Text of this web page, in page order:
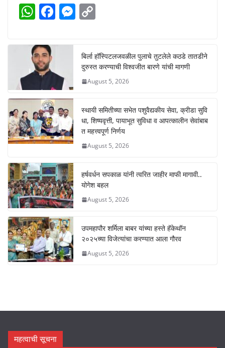
W
at
s
A
p
p
F
c
b
o
o
k
M
e
n
er
y
Li
n
k
बिर्ला हॉस्पिटलजवळील पुलाचे तुटलेले कठडे तातडीने
दुरुस्त करण्याची विश्वजीत बारणे यांची मागणी
August 5, 2026
स्थायी समितीच्या सभेत पशुवैद्यकीय सेवा, क्रीडा सुवि
धा, शिष्यवृत्ती, पायाभूत सुविधा व आपत्कालीन सेवांबाब
त महत्त्वपूर्ण निर्णय
August 5, 2026
हर्षवर्धन सपकाळ यांनी त्वरित जाहीर माफी मागावी..
योगेश बहल
August 5, 2026
उपमहापौर शर्मिला बाबर यांच्या हस्ते हॅकेथॉन
२०२५च्या विजेत्यांचा करण्यात आला गौरव
August 5, 2026
महत्वाची सूचना